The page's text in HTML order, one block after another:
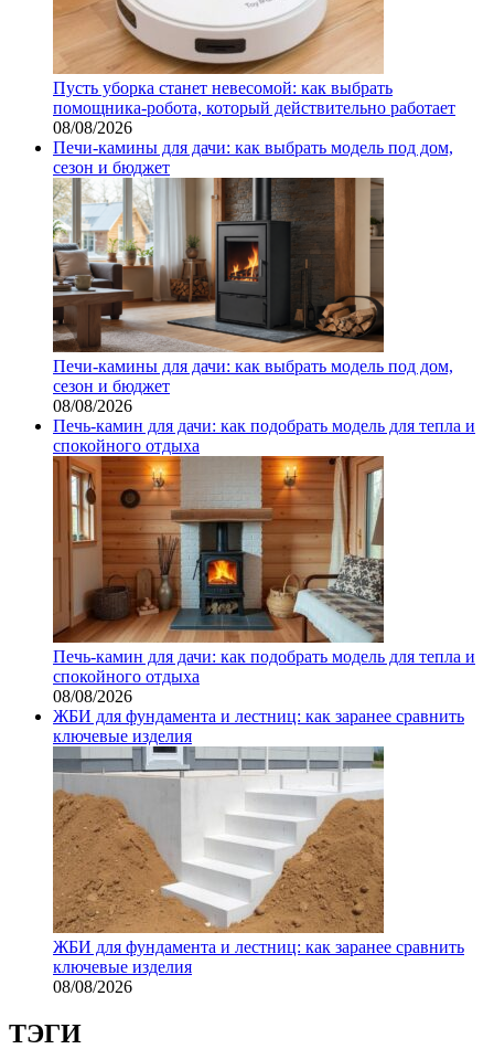
Пусть уборка станет невесомой: как выбрать
помощника‑робота, который действительно работает
08/08/2026
Печи-камины для дачи: как выбрать модель под дом,
сезон и бюджет
Печи-камины для дачи: как выбрать модель под дом,
сезон и бюджет
08/08/2026
Печь-камин для дачи: как подобрать модель для тепла и
спокойного отдыха
Печь-камин для дачи: как подобрать модель для тепла и
спокойного отдыха
08/08/2026
ЖБИ для фундамента и лестниц: как заранее сравнить
ключевые изделия
ЖБИ для фундамента и лестниц: как заранее сравнить
ключевые изделия
08/08/2026
ТЭГИ